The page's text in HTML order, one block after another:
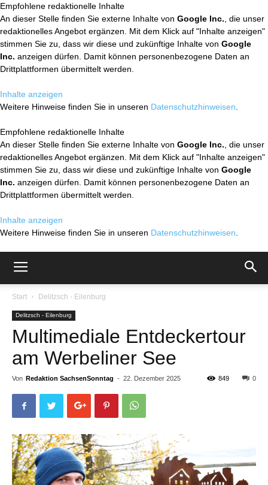
Empfohlene redaktionelle Inhalte
An dieser Stelle finden Sie externe Inhalte von Google Inc. , die unser
redaktionelles Angebot ergänzen. Mit dem Klick auf "Inhalte anzeigen"
stimmen Sie zu, dass wir diese und zukünftige Inhalte von Google
Inc. anzeigen dürfen. Damit können personenbezogene Daten an
Drittplattformen übermittelt werden.
Inhalte anzeigen
Weitere Hinweise finden Sie in unseren Datenschutzhinweisen
Empfohlene redaktionelle Inhalte
An dieser Stelle finden Sie externe Inhalte von Google Inc. , die unser
redaktionelles Angebot ergänzen. Mit dem Klick auf "Inhalte anzeigen"
stimmen Sie zu, dass wir diese und zukünftige Inhalte von Google
Inc. anzeigen dürfen. Damit können personenbezogene Daten an
Drittplattformen übermittelt werden.
Inhalte anzeigen
Weitere Hinweise finden Sie in unseren Datenschutzhinweisen
Start Delitzsch - Eilenburg
Delitzsch - Eilenburg
Multimediale Entdeckertour
am Werbeliner See
Von Redaktion SachsenSonntag - 22. Dezember 2025 0
849